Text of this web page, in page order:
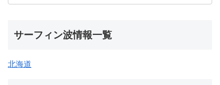
サーフィン波情報一覧
北海道